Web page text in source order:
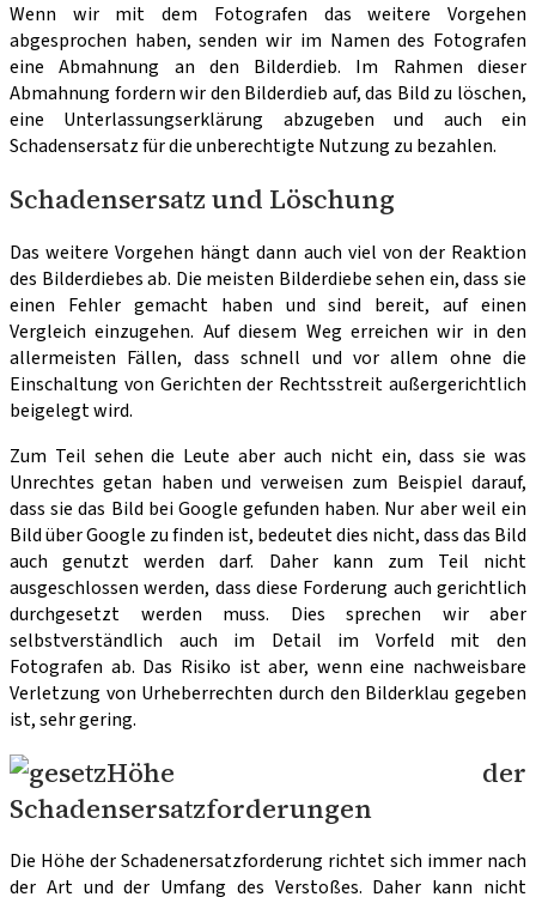
Wenn wir mit dem Fotografen das weitere Vorgehen
abgesprochen haben, senden wir im Namen des Fotografen
eine Abmahnung an den Bilderdieb. Im Rahmen dieser
Abmahnung fordern wir den Bilderdieb auf, das Bild zu löschen,
eine Unterlassungserklärung abzugeben und auch ein
Schadensersatz für die unberechtigte Nutzung zu bezahlen.
Schadensersatz und Löschung
Das weitere Vorgehen hängt dann auch viel von der Reaktion
des Bilderdiebes ab. Die meisten Bilderdiebe sehen ein, dass sie
einen Fehler gemacht haben und sind bereit, auf einen
Vergleich einzugehen. Auf diesem Weg erreichen wir in den
allermeisten Fällen, dass schnell und vor allem ohne die
Einschaltung von Gerichten der Rechtsstreit außergerichtlich
beigelegt wird.
Zum Teil sehen die Leute aber auch nicht ein, dass sie was
Unrechtes getan haben und verweisen zum Beispiel darauf,
dass sie das Bild bei Google gefunden haben. Nur aber weil ein
Bild über Google zu finden ist, bedeutet dies nicht, dass das Bild
auch genutzt werden darf. Daher kann zum Teil nicht
ausgeschlossen werden, dass diese Forderung auch gerichtlich
durchgesetzt werden muss. Dies sprechen wir aber
selbstverständlich auch im Detail im Vorfeld mit den
Fotografen ab. Das Risiko ist aber, wenn eine nachweisbare
Verletzung von Urheberrechten durch den Bilderklau gegeben
ist, sehr gering.
Höhe der
Schadensersatzforderungen
Die Höhe der Schadenersatzforderung richtet sich immer nach
der Art und der Umfang des Verstoßes. Daher kann nicht